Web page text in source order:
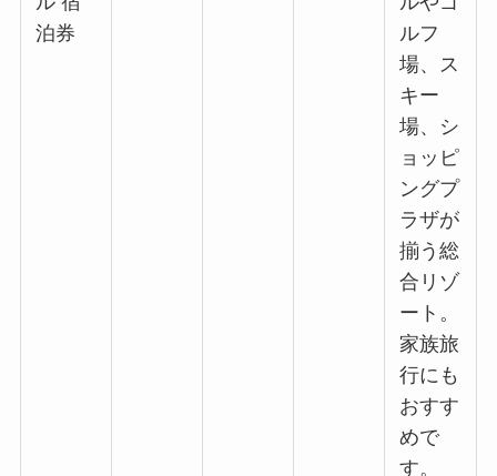
泊券
ルフ
場、ス
キー
場、シ
ョッピ
ングプ
ラザが
揃う総
合リゾ
ート。
家族旅
行にも
おすす
めで
す。